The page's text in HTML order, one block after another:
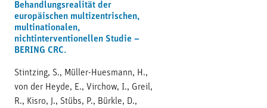
Behandlungsrealität der
europäischen multizentrischen,
multinationalen,
nichtinterventionellen Studie –
BERING CRC.
Stintzing, S., Müller-Huesmann, H.,
von der Heyde, E., Virchow, I., Greil,
R., Kisro, J., Stübs, P., Bürkle, D.,